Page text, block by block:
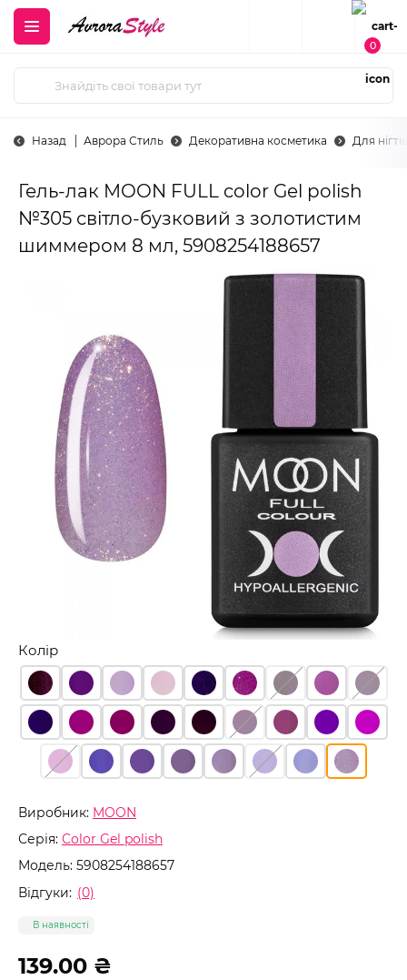
0
Назад Аврора Стиль Декоративна косметика Для нігтів
Гель-лак MOON FULL color Gel polish
№305 світло-бузковий з золотистим
шиммером 8 мл, 5908254188657
Виробник: MOON
Серія: Color Gel polish
Модель: 5908254188657
Відгуки: (0)
В наявності
Колір
139.00 ₴